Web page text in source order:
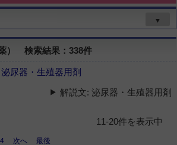
▼
） 検索結果：338件
泌尿器・生殖器用剤
解説文: 泌尿器・生殖器用剤
11-20件を表示中
4 次へ 最後